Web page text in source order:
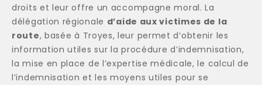
droits et leur offre un accompagne moral. La
délégation régionale d’aide aux victimes de la
route, basée à Troyes, leur permet d’obtenir les
information utiles sur la procédure d’indemnisation,
la mise en place de l’expertise médicale, le calcul de
l’indemnisation et les moyens utiles pour se